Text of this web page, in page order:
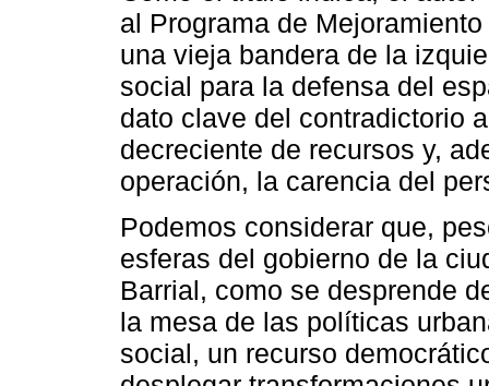
al Programa de
una vieja bandera de la
social para la defensa del
dato clave del contradictorio
decreciente de recursos y,
operación, la carencia del
Podemos considerar que,
esferas del gobierno de la
Barrial, como se desprende
la mesa de las políticas
social, un recurso